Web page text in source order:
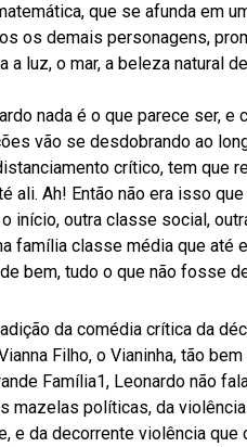
que se afunda em
os demais personagens,
a luz, o mar, a beleza natural
nada é o que parece ser,
vão se desdobrando ao
crítico, tem que
ali. Ah! Então não era isso
início, outra classe social,
família classe média que
bem, tudo o que não fosse
da comédia crítica da
Filho, o Vianinha, tão
Família1, Leonardo não
mazelas políticas, da
e da decorrente violência